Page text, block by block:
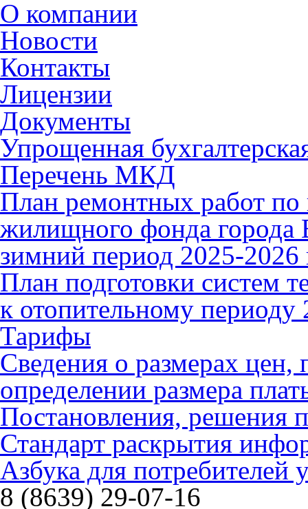
О компании
Новости
Контакты
Лицензии
Документы
Упрощенная
Перечень МКД
План ремонтных работ по
жилищного фонда города
зимний период 2025-2026
План подготовки систем
к отопительному периоду
Тарифы
Сведения о размерах
определении размера
Постановления, решения
Стандарт раскрытия
Азбука для
8 (8639) 29-07-16